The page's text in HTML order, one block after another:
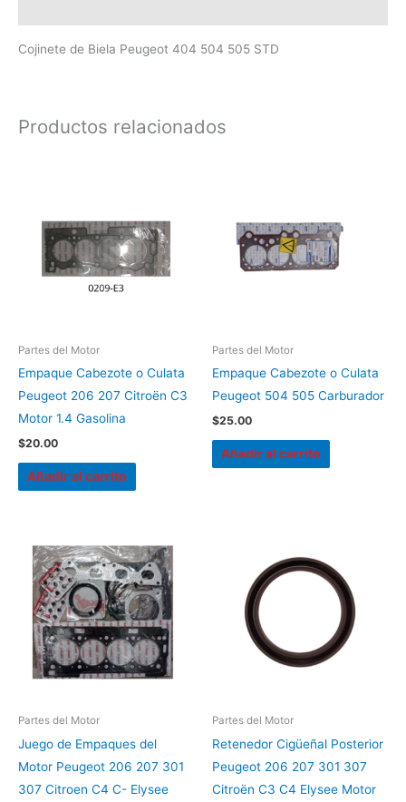
Cojinete de Biela Peugeot 404 504 505 STD
Productos relacionados
Partes del Motor
Empaque Cabezote o Culata
Peugeot 206 207 Citroën C3
Motor 1.4 Gasolina
$20.00
Añadir al carrito
Partes del Motor
Empaque Cabezote o Culata
Peugeot 504 505 Carburador
$25.00
Añadir al carrito
Partes del Motor
Juego de Empaques del
Motor Peugeot 206 207 301
307 Citroen C4 C- Elysee
Partes del Motor
Retenedor Cigüeñal Posterior
Peugeot 206 207 301 307
Citroën C3 C4 Elysee Motor